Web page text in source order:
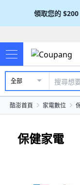
領取您的 $200
全部
酷澎首頁 家電數位
保健家電